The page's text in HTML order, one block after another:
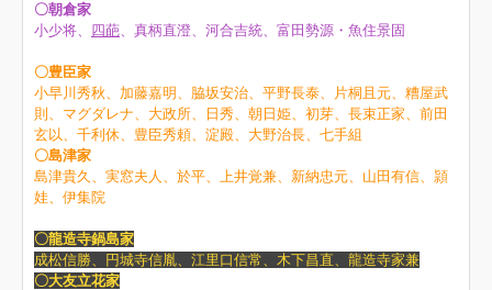
〇朝倉家
小少将、
四葩、真柄直澄、河合吉統、富田勢源・魚住景固
〇豊臣家
小早川秀秋、加藤嘉明、脇坂安治、平野長泰、片桐且元、糟屋武
則、マグダレナ、大政所、日秀、朝日姫、初芽、長束正家、前田
玄以、千利休、豊臣秀頼、淀殿、大野治長、七手組
〇島津家
島津貴久、実窓夫人、於平、上井覚兼、新納忠元、山田有信、頴
娃、伊集院
〇龍造寺鍋島家
成松信勝、円城寺信胤、江里口信常、木下昌直、龍造寺家兼
〇大友立花家